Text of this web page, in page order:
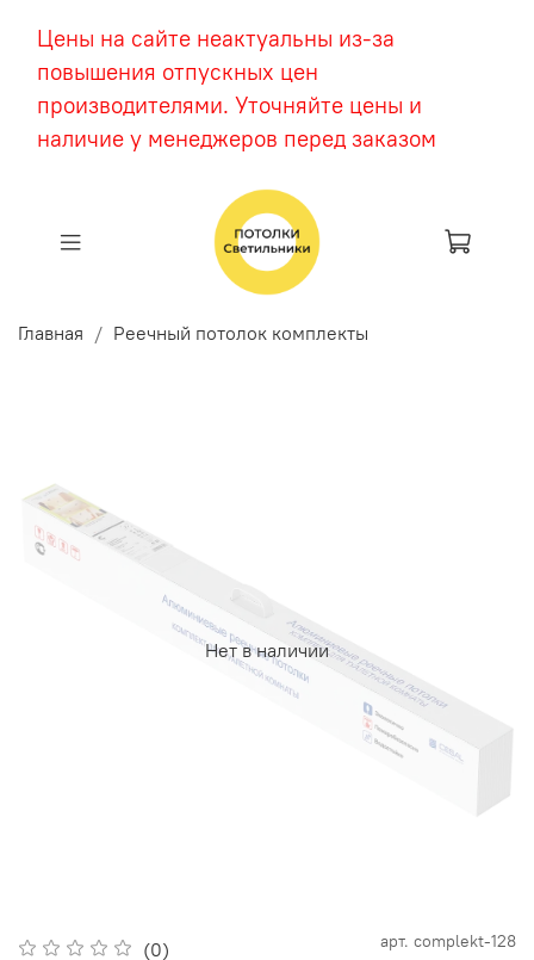
Цены на сайте неактуальны из-за
повышения отпускных цен
производителями. Уточняйте цены и
наличие у менеджеров перед заказом
Главная Реечный потолок комплекты
Нет в наличии
(0) арт. complekt-128